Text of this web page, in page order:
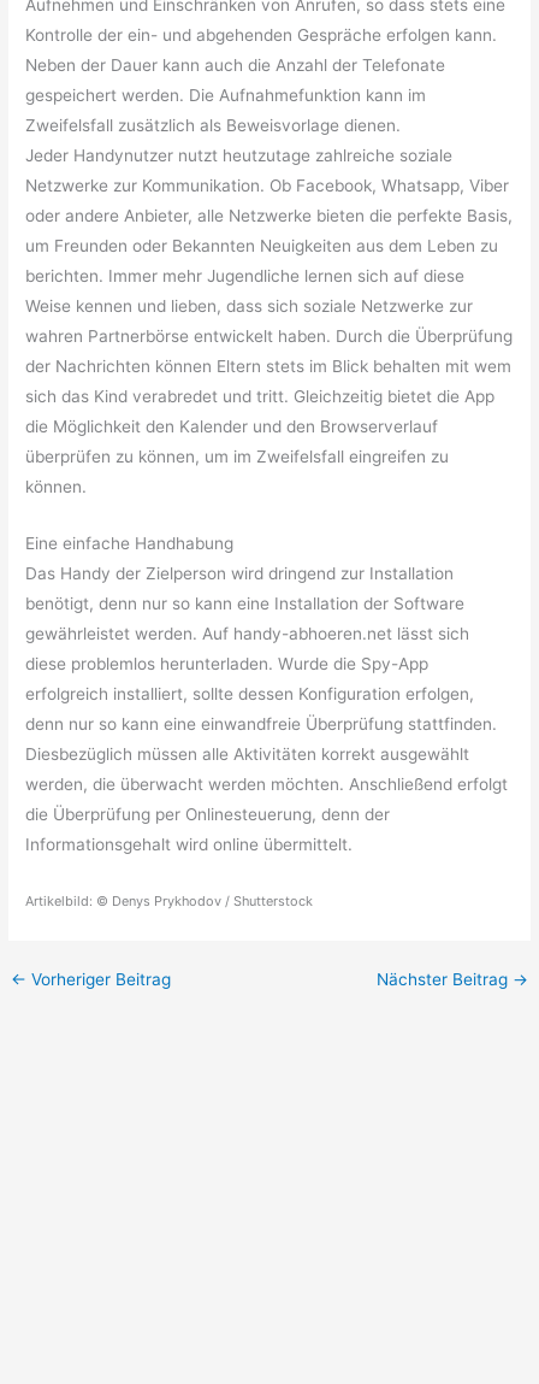
Aufnehmen und Einschränken von Anrufen, so dass stets eine
Kontrolle der ein- und abgehenden Gespräche erfolgen kann.
Neben der Dauer kann auch die Anzahl der Telefonate
gespeichert werden. Die Aufnahmefunktion kann im
Zweifelsfall zusätzlich als Beweisvorlage dienen.
Jeder Handynutzer nutzt heutzutage zahlreiche soziale
Netzwerke zur Kommunikation. Ob Facebook, Whatsapp, Viber
oder andere Anbieter, alle Netzwerke bieten die perfekte Basis,
um Freunden oder Bekannten Neuigkeiten aus dem Leben zu
berichten. Immer mehr Jugendliche lernen sich auf diese
Weise kennen und lieben, dass sich soziale Netzwerke zur
wahren Partnerbörse entwickelt haben. Durch die Überprüfung
der Nachrichten können Eltern stets im Blick behalten mit wem
sich das Kind verabredet und tritt. Gleichzeitig bietet die App
die Möglichkeit den Kalender und den Browserverlauf
überprüfen zu können, um im Zweifelsfall eingreifen zu
können.
Eine einfache Handhabung
Das Handy der Zielperson wird dringend zur Installation
benötigt, denn nur so kann eine Installation der Software
gewährleistet werden. Auf handy-abhoeren.net lässt sich
diese problemlos herunterladen. Wurde die Spy-App
erfolgreich installiert, sollte dessen Konfiguration erfolgen,
denn nur so kann eine einwandfreie Überprüfung stattfinden.
Diesbezüglich müssen alle Aktivitäten korrekt ausgewählt
werden, die überwacht werden möchten. Anschließend erfolgt
die Überprüfung per Onlinesteuerung, denn der
Informationsgehalt wird online übermittelt.
Artikelbild: © Denys Prykhodov / Shutterstock
← Vorheriger Beitrag Nächster Beitrag →